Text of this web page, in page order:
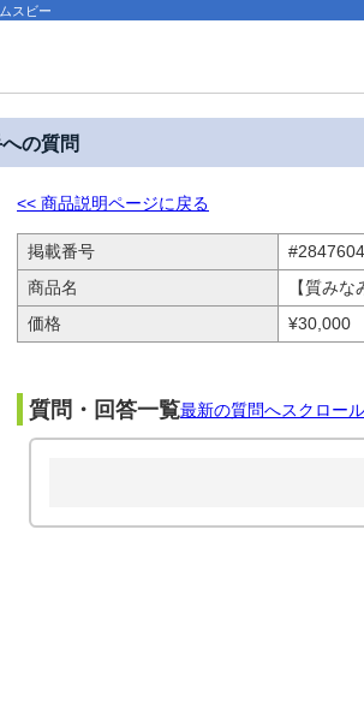
スビー
の質問
<< 商品説明ページに戻る
掲載番号
商品名
【質み
価格
¥30,000
質問・回答一覧最新の質問へスクロール